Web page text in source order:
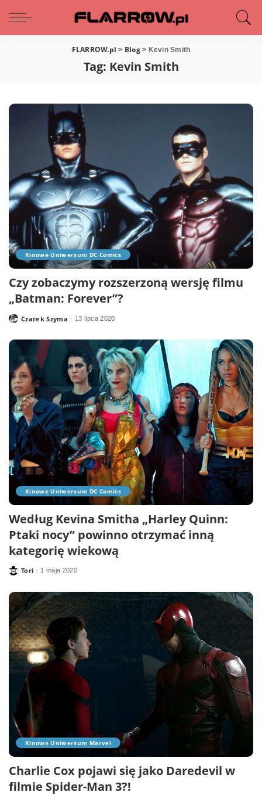
FLARROW.pl > Blog> Kevin Smith
Tag: Kevin Smith
Kinowe Uniwersum DC Comics
Czy zobaczymy rozszerzoną wersję filmu
„Batman: Forever”?
PostedCzarek Szyma 13 lipca 2020
Kinowe Uniwersum DC Comics
Według Kevina Smitha „Harley Quinn:
Ptaki nocy” powinno otrzymać inną
kategorię wiekową
Posted
Tori 1 maja 2020
Kinowe Uniwersum Marvel
Charlie Cox pojawi się jako Daredevil w
filmie Spider-Man 3?!